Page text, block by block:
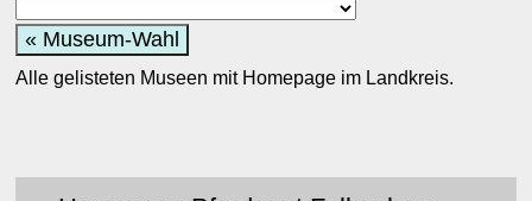
« Museum-Wahl
Alle gelisteten Museen mit Homepage im Landkreis.